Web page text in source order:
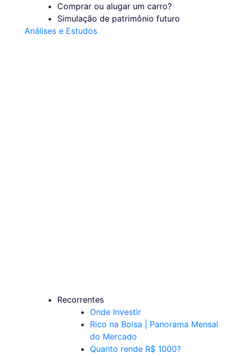
Comprar ou alugar um carro?
Simulação de patrimônio futuro
Análises e Estudos
Recorrentes
Onde Investir
Rico na Bolsa | Panorama Mensal
do Mercado
Quanto rende R$ 1000?